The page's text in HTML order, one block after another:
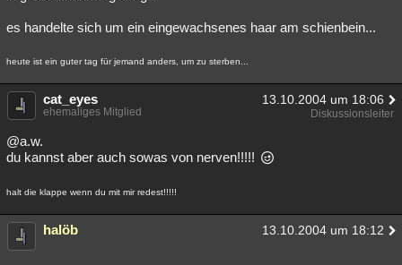
es handelte sich um ein eingewachsenes haar am schienbein...
heute ist ein guter tag für jemand anders, um zu sterben...
cat_eyes 13.10.2004 um 18:06
ehemaliges Mitglied Diskussionsleiter
@a.w.
du kannst aber auch sowas von nerven!!!!!
halt die klappe wenn du mit mir redest!!!!!
halöb 13.10.2004 um 18:12